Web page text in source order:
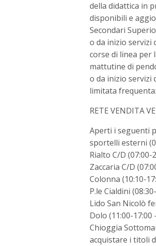
della didattica in
disponibili e
Secondari
o da inizio servizi
corse di linea per
mattutine di
o da inizio servizi
limitata
RETE VENDITA
Aperti i seguenti
sportelli esterni
Rialto C/D (07:00-
Zaccaria C/D
Colonna (10:10-
P.le Cialdini
Lido San Nicolò
Dolo (11:00-
Chioggia
acquistare i titoli